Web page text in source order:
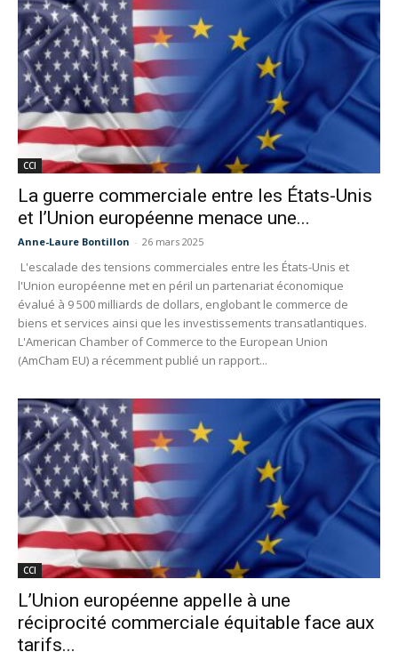
CCI
La guerre commerciale entre les États-Unis
et l’Union européenne menace une...
Anne-Laure Bontillon - 26 mars 2025
L'escalade des tensions commerciales entre les États-Unis et
l'Union européenne met en péril un partenariat économique
évalué à 9 500 milliards de dollars, englobant le commerce de
biens et services ainsi que les investissements transatlantiques.​
L'American Chamber of Commerce to the European Union
(AmCham EU) a récemment publié un rapport...
CCI
L’Union européenne appelle à une
réciprocité commerciale équitable face aux
tarifs...